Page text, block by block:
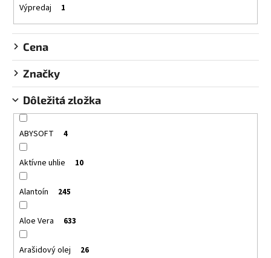
t
o
v
Výpredaj 1
Cena
Značky
Dôležitá zložka
ABYSOFT 4
Aktívne uhlie 10
Alantoín 245
Aloe Vera 633
Arašidový olej 26